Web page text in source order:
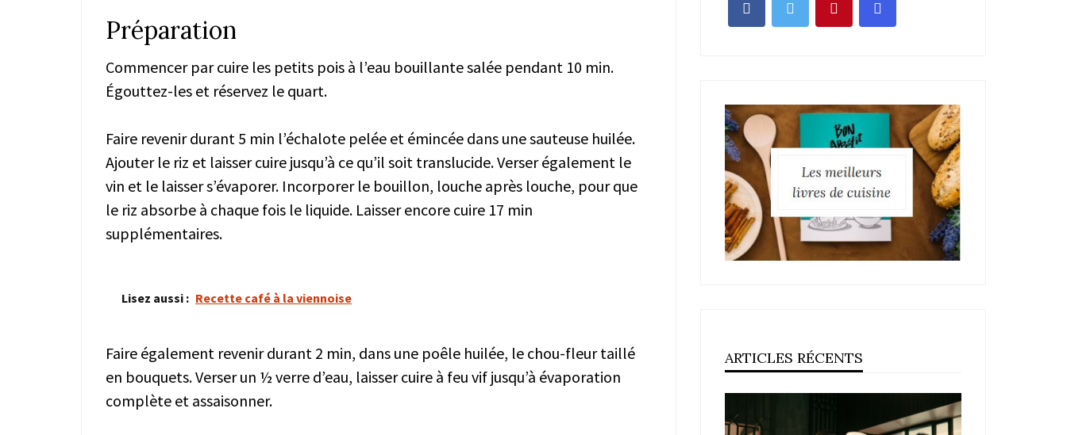
Préparation
Commencer par cuire les petits pois à l’eau bouillante salée pendant 10 min.
Égouttez-les et réservez le quart.
Faire revenir durant 5 min l’échalote pelée et émincée dans une sauteuse huilée.
Ajouter le riz et laisser cuire jusqu’à ce qu’il soit translucide. Verser également le
vin et le laisser s’évaporer. Incorporer le bouillon, louche après louche, pour que
le riz absorbe à chaque fois le liquide. Laisser encore cuire 17 min
supplémentaires.
Lisez aussi : Recette café à la viennoise
Faire également revenir durant 2 min, dans une poêle huilée, le chou-fleur taillé
en bouquets. Verser un ½ verre d’eau, laisser cuire à feu vif jusqu’à évaporation
complète et assaisonner.
ARTICLES RÉCENTS